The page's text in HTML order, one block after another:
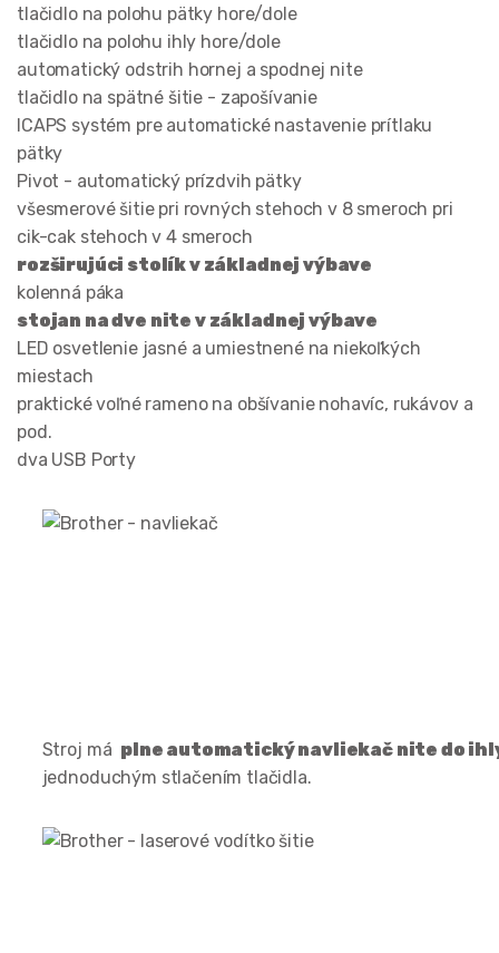
tlačidlo na polohu pätky hore/dole
tlačidlo na polohu ihly hore/dole
automatický odstrih hornej a spodnej nite
tlačidlo na spätné šitie - zapošívanie
ICAPS systém pre automatické nastavenie prítlaku
pätky
Pivot - automatický prízdvih pätky
všesmerové šitie pri rovných stehoch v 8 smeroch pri
cik-cak stehoch v 4 smeroch
rozširujúci stolík v základnej výbave
kolenná páka
stojan na dve nite v základnej výbave
LED osvetlenie jasné a umiestnené na niekoľkých
miestach
praktické voľné rameno na obšívanie nohavíc, rukávov a
pod.
dva USB Porty
Stroj má plne automatický navliekač nite do
jednoduchým stlačením tlačidla.